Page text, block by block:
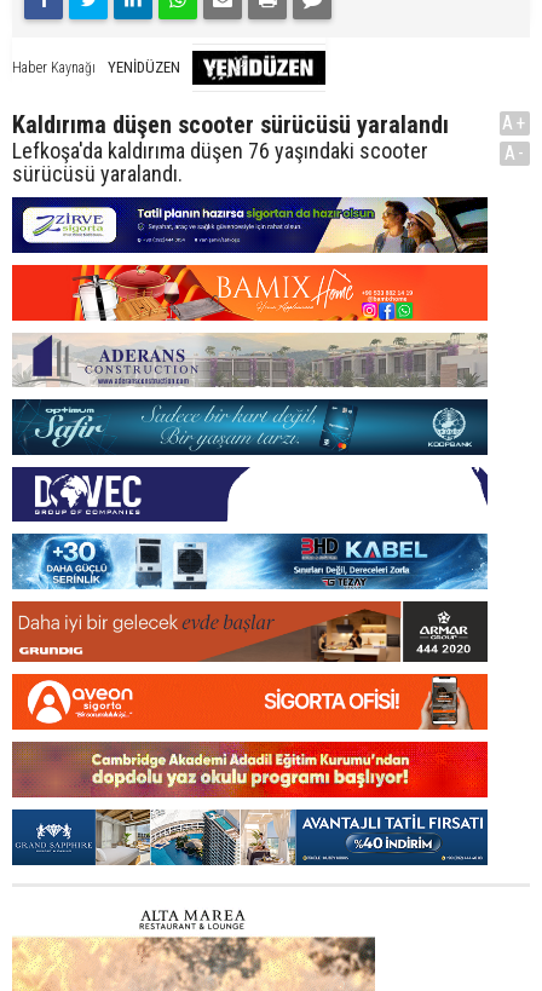
Haber Kaynağı YENİDÜZEN
Kaldırıma düşen scooter sürücüsü yaralandı
Lefkoşa'da kaldırıma düşen 76 yaşındaki scooter
sürücüsü yaralandı.
A+
A-